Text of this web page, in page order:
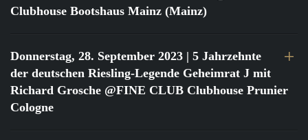
Clubhouse Bootshaus Mainz (Mainz)
Donnerstag, 28. September 2023 | 5 Jahrzehnte
der deutschen Riesling-Legende Geheimrat J mit
Richard Grosche @FINE CLUB Clubhouse Prunier
Cologne